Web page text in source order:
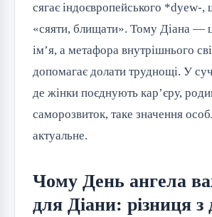
сягає індоєвропейського *dyew-,
«сяяти, блищати». Тому Діана —
ім’я, а метафора внутрішнього
допомагає долати труднощі. У
де жінки поєднують кар’єру,
саморозвиток, таке значення
актуальне.
Чому День ангела
для Діани: різниця з